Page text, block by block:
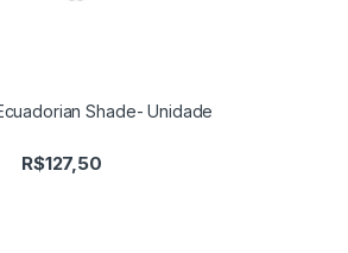
Shade- Unidade
R$127,50